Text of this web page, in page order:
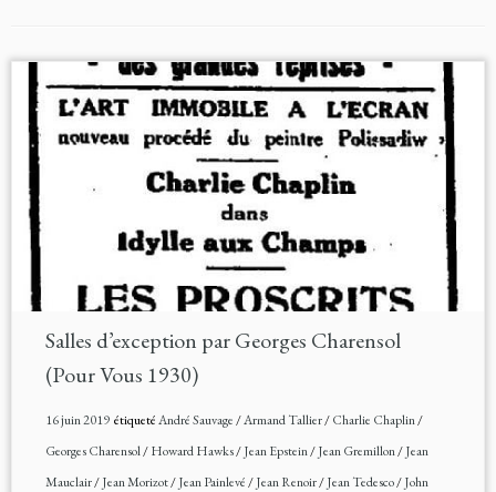
Salles d’exception par Georges Charensol
(Pour Vous 1930)
16 juin 2019étiquetéAndré Sauvage/Armand Tallier/Charlie Chaplin/
Georges Charensol/Howard Hawks/Jean Epstein/Jean Gremillon/Jean
Mauclair/Jean Morizot/Jean Painlevé/Jean Renoir/Jean Tedesco/John